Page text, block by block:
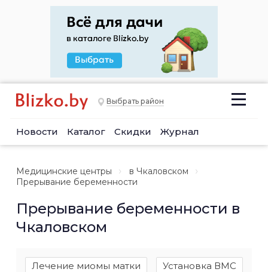
Выбрать район
Новости Каталог Скидки Журнал
Медицинские центры
в Чкаловском
Прерывание беременности
Прерывание беременности в
Чкаловском
Лечение миомы матки Установка ВМС